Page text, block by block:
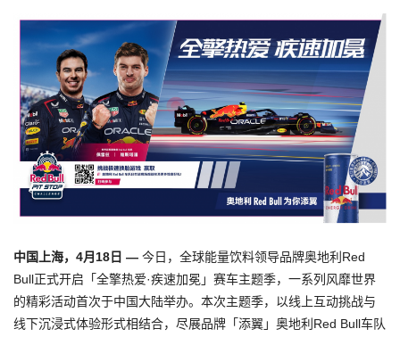
中国上海，4月18 日 — 今日，全球能量饮料领导品牌奥地利Red
Bull正式开启「全擎热爱·疾速加冕」赛车主题季，一系列风靡世界
的精彩活动首次于中国大陆举办。本次主题季，以线上互动挑战与
线下沉浸式体验形式相结合，尽展品牌「添翼」奥地利Red Bull车队